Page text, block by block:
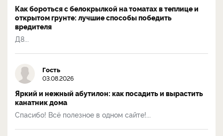
Как бороться с белокрылкой на томатах в теплице и
открытом грунте: лучшие способы победить
вредителя
Д8...
Гость
03.08.2026
Яркий и нежный абутилон: как посадить и вырастить
канатник дома
Спасибо! Всё полезное в одном сайте!...